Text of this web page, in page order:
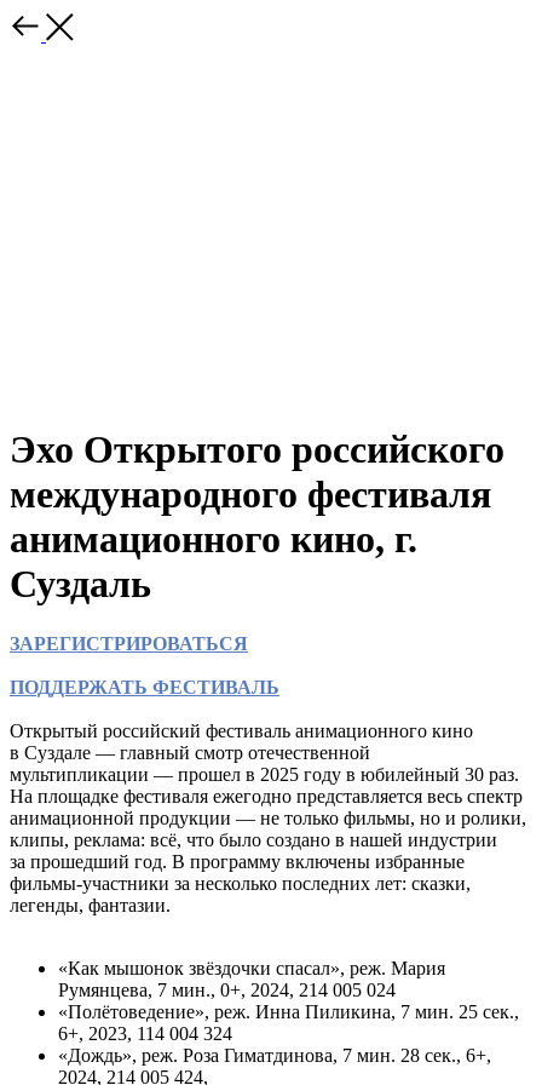
Эхо Открытого российского
международного фестиваля
анимационного кино, г.
Суздаль
ЗАРЕГИСТРИРОВАТЬСЯ
ПОДДЕРЖАТЬ ФЕСТИВАЛЬ
Открытый российский фестиваль анимационного кино
в Суздале — главный смотр отечественной
мультипликации — прошел в 2025 году в юбилейный 30 раз.
На площадке фестиваля ежегодно представляется весь спектр
анимационной продукции — не только фильмы, но и ролики,
клипы, реклама: всё, что было создано в нашей индустрии
за прошедший год. В программу включены избранные
фильмы-участники за несколько последних лет: сказки,
легенды, фантазии.
«Как мышонок звёздочки спасал», реж. Мария
Румянцева, 7 мин., 0+, 2024, 214 005 024
«Полётоведение», реж. Инна Пиликина, 7 мин. 25 сек.,
6+, 2023, 114 004 324
«Дождь», реж. Роза Гиматдинова, 7 мин. 28 сек., 6+,
2024, 214 005 424,